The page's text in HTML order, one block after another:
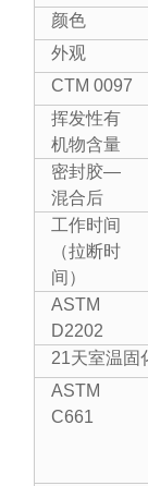
颜色
外观
CTM 0097
挥发性有
机物含量
密封胶—
混合后
工作时间
（拉断时
间）
ASTM
D2202
21天室温固
ASTM
C661